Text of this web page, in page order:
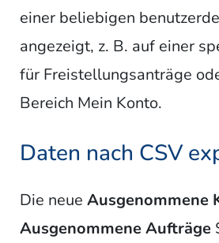
einer beliebigen
angezeigt, z. B. auf einer
für Freistellungsanträge
Bereich Mein Konto.
Daten nach CSV
Die neue Ausgenommene
Ausgenommene Aufträge